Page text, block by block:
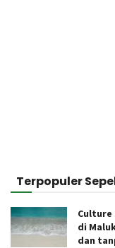
Terpopuler
di
dan